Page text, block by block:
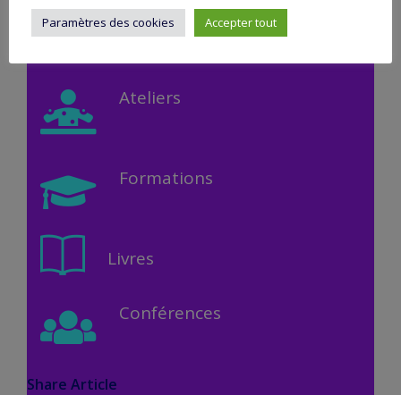
Consultations
Ateliers
Formations
Livres
Conférences
Share Article
Paramètres des cookies Accepter tout